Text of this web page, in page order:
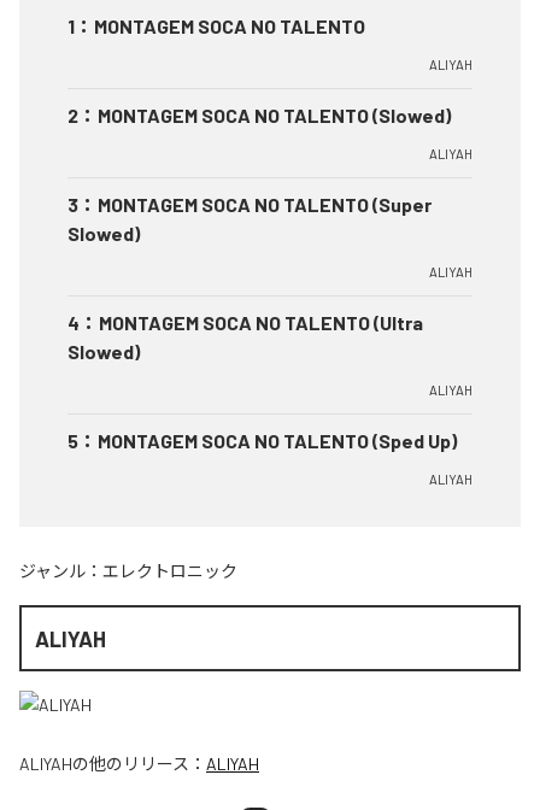
1 ： MONTAGEM SOCA NO TALENTO
ALIYAH
2 ： MONTAGEM SOCA NO TALENTO (Slowed)
ALIYAH
3 ： MONTAGEM SOCA NO TALENTO (Super
Slowed)
ALIYAH
4 ： MONTAGEM SOCA NO TALENTO (Ultra
Slowed)
ALIYAH
5 ： MONTAGEM SOCA NO TALENTO (Sped Up)
ALIYAH
ジャンル： エレクトロニック
ALIYAH
ALIYAHの他のリリース： ALIYAH